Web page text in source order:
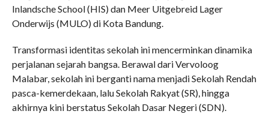
Inlandsche School (HIS) dan Meer Uitgebreid Lager
Onderwijs (MULO) di Kota Bandung.
Transformasi identitas sekolah ini mencerminkan dinamika
perjalanan sejarah bangsa. Berawal dari Vervoloog
Malabar, sekolah ini berganti nama menjadi Sekolah Rendah
pasca-kemerdekaan, lalu Sekolah Rakyat (SR), hingga
akhirnya kini berstatus Sekolah Dasar Negeri (SDN).